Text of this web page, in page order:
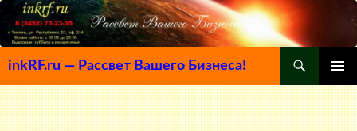
inkRF.ru — Рассвет Вашего Бизнеса!
МЕНЮ
К
СОДЕРЖИМОМУ